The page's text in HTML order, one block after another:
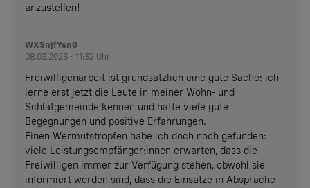
anzustellen!
WXSnjfYsn0
08.03.2023 - 11:32 Uhr
Freiwilligenarbeit ist grundsätzlich eine gute Sache: ich
lerne erst jetzt die Leute in meiner Wohn- und
Schlafgemeinde kennen und hatte viele gute
Begegnungen und positive Erfahrungen.
Einen Wermutstropfen habe ich doch noch gefunden:
viele Leistungsempfänger:innen erwarten, dass die
Freiwilligen immer zur Verfügung stehen, obwohl sie
informiert worden sind, dass die Einsätze in Absprache